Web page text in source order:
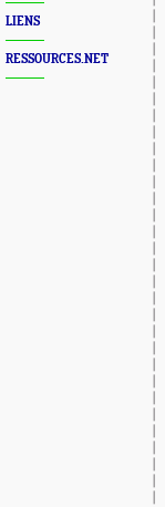
LIENS
RESSOURCES.NET